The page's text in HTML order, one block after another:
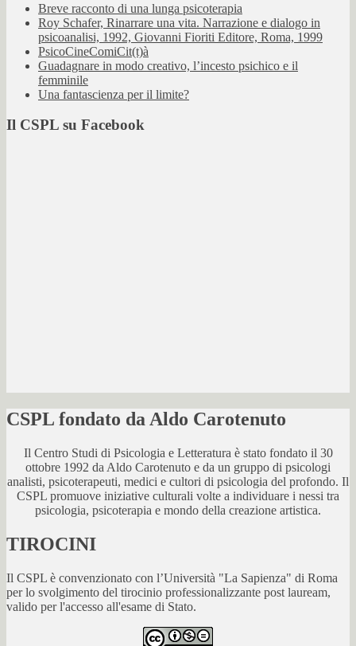
Breve racconto di una lunga psicoterapia
Roy Schafer, Rinarrare una vita. Narrazione e dialogo in
psicoanalisi, 1992, Giovanni Fioriti Editore, Roma, 1999
PsicoCineComiCit(t)à
Guadagnare in modo creativo, l’incesto psichico e il
femminile
Una fantascienza per il limite?
Il CSPL su Facebook
CSPL fondato da Aldo Carotenuto
Il Centro Studi di Psicologia e Letteratura è stato fondato il 30
ottobre 1992 da Aldo Carotenuto e da un gruppo di psicologi
analisti, psicoterapeuti, medici e cultori di psicologia del profondo. Il
CSPL promuove iniziative culturali volte a individuare i nessi tra
psicologia, psicoterapia e mondo della creazione artistica.
TIROCINI
Il CSPL è convenzionato con l’Università "La Sapienza" di Roma
per lo svolgimento del tirocinio professionalizzante post lauream,
valido per l'accesso all'esame di Stato.